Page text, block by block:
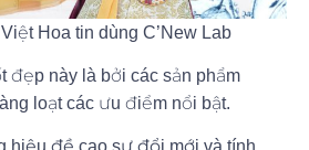
Hoa tin dùng C’New Lab
đẹp này là bởi các sản phẩm
loạt các ưu điểm nổi bật.